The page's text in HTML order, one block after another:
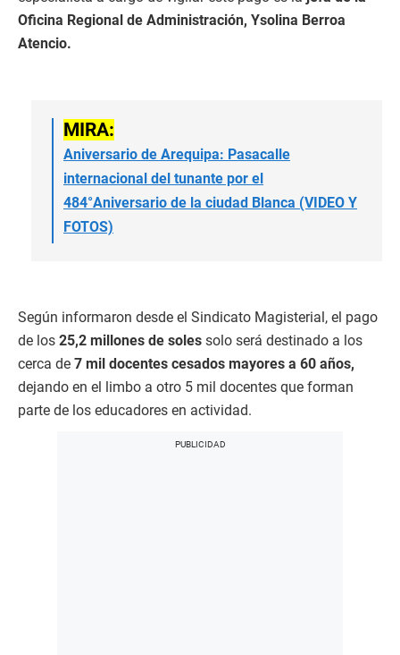
Oficina Regional de Administración, Ysolina Berroa
Atencio.
MIRA:
Aniversario de Arequipa: Pasacalle
internacional del tunante por el
484°Aniversario de la ciudad Blanca (VIDEO Y
FOTOS)
Según informaron desde el Sindicato Magisterial, el pago
de los 25,2 millones de soles solo será destinado a los
cerca de 7 mil docentes cesados mayores a 60 años,
dejando en el limbo a otro 5 mil docentes que forman
parte de los educadores en actividad.